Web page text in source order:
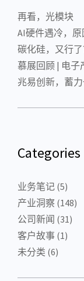
再看，光模块
AI硬件遇冷，
碳化硅，又行了
慕展回顾 | 电
兆易创新，蓄
Categories
业务笔记 (5)
产业洞察 (148)
公司新闻 (31)
客户故事 (1)
未分类 (6)